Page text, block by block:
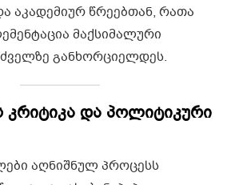
აკადემიურ წრეებთან, რათა
მაქსიმალური
განხორციელდეს.
და პოლიტიკური
აღნიშნულ პროცესს